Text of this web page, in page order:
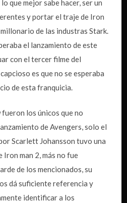
que mejor sabe hacer, ser un
y portar el traje de Iron
de las industras Stark.
el lanzamiento de este
con el tercer filme del
es que no se esperaba
de esta franquicia.
los únicos que no
de Avengers, solo el
Scarlett Johansson tuvo una
man 2, más no fue
de los mencionados, su
dá suficiente referencia y
identificar a los